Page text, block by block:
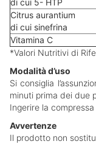
di cui 5- HTP
Citrus aurantium
di cui sinefrina
Vitamina C
*Valori Nutritivi di
Modalità d’uso
Si consiglia
minuti prima dei due
Ingerire la
Avvertenze
Il prodotto non